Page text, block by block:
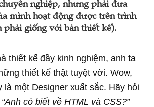
nghiệp, nhưng phải đưa
mình hoạt động được trên trình
phải giống với bản thiết kế).
thiết kế đầy kinh nghiệm, anh ta
thiết kế thật tuyệt vời. Wow,
là một Designer xuất sắc. Hãy hỏi
“Anh có biết về HTML và CSS?”